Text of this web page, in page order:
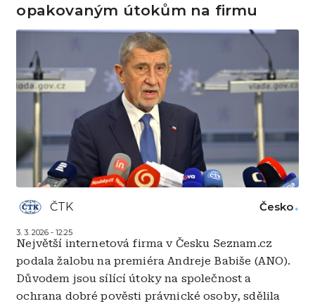
opakovaným útokům na firmu
ČTK
3. 3. 2026 - 12:25
Česko
Největší internetová firma v Česku Seznam.cz
podala žalobu na premiéra Andreje Babiše (ANO).
Důvodem jsou sílící útoky na společnost a
ochrana dobré pověsti právnické osoby, sdělila